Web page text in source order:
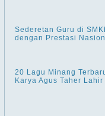
Sederetan Guru di
dengan Prestasi
20 Lagu Minang
Karya Agus Taher Lahir